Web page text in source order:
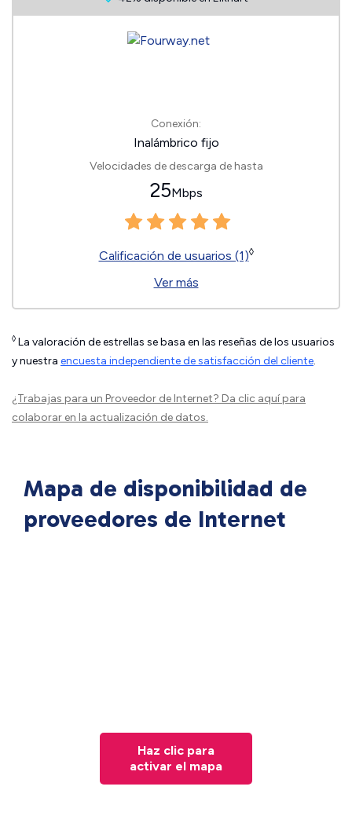
Conexión:
Inalámbrico fijo
Velocidades de descarga de hasta
25Mbps
Calificación de usuarios (1)◊
Ver más
◊ La valoración de estrellas se basa en las reseñas de los usuarios
y nuestra encuesta independiente de satisfacción del cliente.
¿Trabajas para un Proveedor de Internet? Da clic aquípara
colaborar en la actualización de datos.
Mapa de disponibilidad de
proveedores de Internet
Haz clic para
activar el mapa